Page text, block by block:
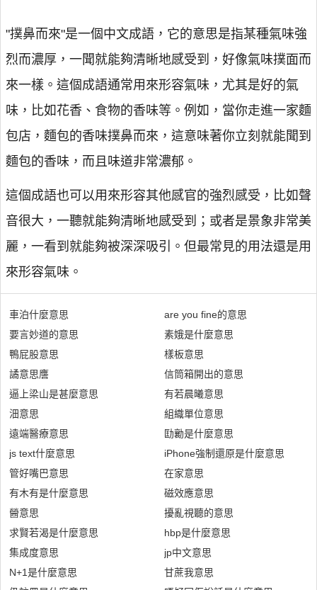
"撲鼻而來"是一個中文成語，它的意思是指某種氣味強
烈而濃厚，一聞就能夠清晰地感受到，好像氣味撲面而
來一樣。這個成語通常用來形容氣味，尤其是好的氣
味，比如花香、食物的香味等。例如，當你走進一家麵
包店，麵包的香味撲鼻而來，這意味著你立刻就能聞到
麵包的香味，而且味道非常濃郁。
這個成語也可以用來形容其他感官的強烈感受，比如聲
音很大，一聽就能夠清晰地感受到；或者是景象非常美
麗，一看到就能夠被深深吸引。但最常見的用法還是用
來形容氣味。
車泊什麼意思
要言妙道的意思
鴨屁股意思
譎意思譍
逼上梁山是甚麼意思
沺意思
遠端醫療意思
js text什麼意思
管好嘴巴意思
有木有是什麼意思
醟意思
求賢若渴是什麼意思
集成度意思
N+1是什麼意思
are you fine的意思
素娥是什麼意思
樣板意思
信筒箱開出的意思
有若晨曦意思
組織單位意思
劻勷是什麼意思
iPhone強制還原是什麼意思
在家意思
磁效應意思
擾亂視聽的意思
hbp是什麼意思
jp中文意思
甘蔗我意思